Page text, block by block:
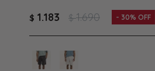
$ 1.183 $ 1.690 30